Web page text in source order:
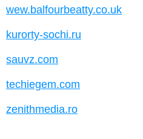
wew.balfourbeatty.co.uk
kurorty-sochi.ru
sauvz.com
techiegem.com
zenithmedia.ro